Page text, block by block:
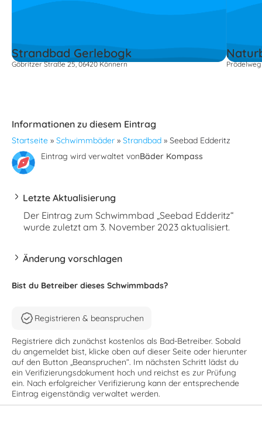
Strandbad Gerlebogk
Göbritzer Straße 25, 06420 Könnern Prödelweg
Informationen zu diesem Eintrag
Startseite » Schwimmbäder » Strandbad » Seebad Edderitz
Eintrag wird verwaltet vonBäder Kompass
Letzte Aktualisierung
Der Eintrag zum Schwimmbad „Seebad Edderitz“
wurde zuletzt am 3. November 2023 aktualisiert.
Änderung vorschlagen
Bist du Betreiber dieses Schwimmbads?
Registrieren & beanspruchen
Registriere dich zunächst kostenlos als Bad-Betreiber. Sobald
du angemeldet bist, klicke oben auf dieser Seite oder hierunter
auf den Button „Beanspruchen“. Im nächsten Schritt lädst du
ein Verifizierungsdokument hoch und reichst es zur Prüfung
ein. Nach erfolgreicher Verifizierung kann der entsprechende
Eintrag eigenständig verwaltet werden.